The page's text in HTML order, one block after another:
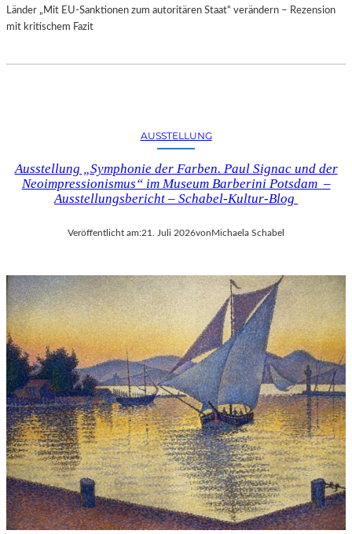
Länder „Mit EU-Sanktionen zum autoritären Staat“ verändern – Rezension
mit kritischem Fazit
AUSSTELLUNG
Ausstellung „Symphonie der Farben. Paul Signac und der
Neoimpressionismus“ im Museum Barberini Potsdam –
Ausstellungsbericht – Schabel-Kultur-Blog
Veröffentlicht am:21. Juli 2026vonMichaela Schabel